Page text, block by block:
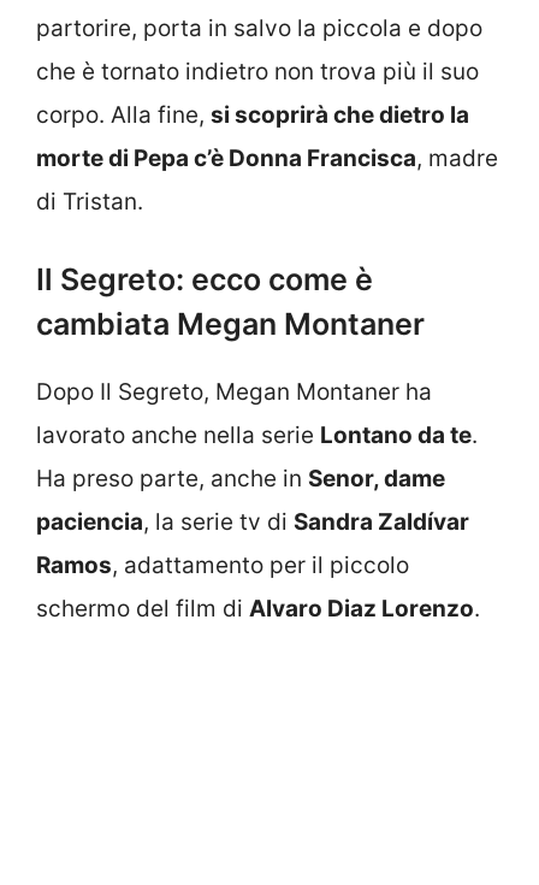
partorire, porta in salvo la piccola e dopo
che è tornato indietro non trova più il suo
corpo. Alla fine, si scoprirà che dietro la
morte di Pepa c’è Donna Francisca, madre
di Tristan.
Il Segreto: ecco come è
cambiata Megan Montaner
Dopo Il Segreto, Megan Montaner ha
lavorato anche nella serie Lontano da te.
Ha preso parte, anche in Senor, dame
paciencia, la serie tv di Sandra Zaldívar
Ramos, adattamento per il piccolo
schermo del film di Alvaro Diaz Lorenzo.